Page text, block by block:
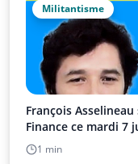
Militantisme
François
Finance ce mardi 7
1 min